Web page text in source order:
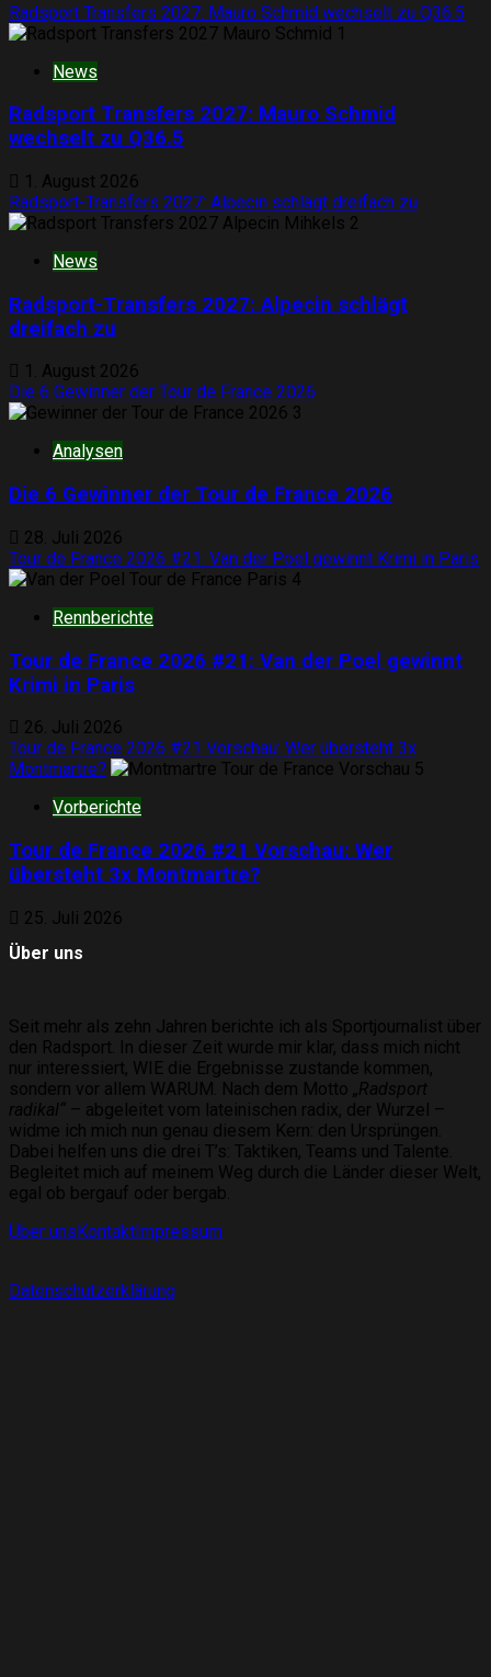
Radsport Transfers 2027: Mauro Schmid wechselt zu Q36.5
1
News
Radsport Transfers 2027: Mauro Schmid
wechselt zu Q36.5
1. August 2026
Radsport-Transfers 2027: Alpecin schlägt dreifach zu
2
News
Radsport-Transfers 2027: Alpecin schlägt
dreifach zu
1. August 2026
Die 6 Gewinner der Tour de France 2026
3
Analysen
Die 6 Gewinner der Tour de France 2026
28. Juli 2026
Tour de France 2026 #21: Van der Poel gewinnt Krimi in Paris
4
Rennberichte
Tour de France 2026 #21: Van der Poel gewinnt
Krimi in Paris
26. Juli 2026
Tour de France 2026 #21 Vorschau: Wer übersteht 3x
Montmartre?
5
Vorberichte
Tour de France 2026 #21 Vorschau: Wer
übersteht 3x Montmartre?
25. Juli 2026
Über uns
Seit mehr als zehn Jahren berichte ich als Sportjournalist über
den Radsport. In dieser Zeit wurde mir klar, dass mich nicht
nur interessiert, WIE die Ergebnisse zustande kommen,
sondern vor allem WARUM. Nach dem Motto „Radsport
radikal“ – abgeleitet vom lateinischen radix, der Wurzel –
widme ich mich nun genau diesem Kern: den Ursprüngen.
Dabei helfen uns die drei T’s: Taktiken, Teams und Talente.
Begleitet mich auf meinem Weg durch die Länder dieser Welt,
egal ob bergauf oder bergab.
Über uns Kontakt Impressum
Datenschutzerklärung